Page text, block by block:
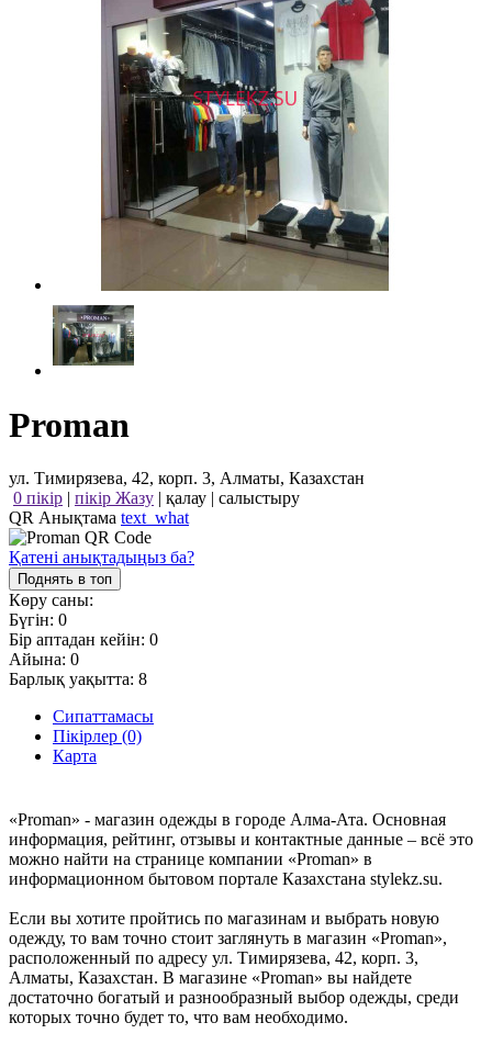
Proman
ул. Тимирязева, 42, корп. 3, Алматы, Казахстан
0 пікір | пікір Жазу | қалау | салыстыру
QR Анықтама text_what
Қатені анықтадыңыз ба?
Поднять в топ
Көру саны:
Бүгін: 0
Бір аптадан кейін: 0
Айына: 0
Барлық уақытта: 8
Сипаттамасы
Пікірлер (0)
Карта
«Proman» - магазин одежды в городе Алма-Ата. Основная
информация, рейтинг, отзывы и контактные данные – всё это
можно найти на странице компании «Proman» в
информационном бытовом портале Казахстана stylekz.su.
Если вы хотите пройтись по магазинам и выбрать новую
одежду, то вам точно стоит заглянуть в магазин «Proman»,
расположенный по адресу ул. Тимирязева, 42, корп. 3,
Алматы, Казахстан. В магазине «Proman» вы найдете
достаточно богатый и разнообразный выбор одежды, среди
которых точно будет то, что вам необходимо.